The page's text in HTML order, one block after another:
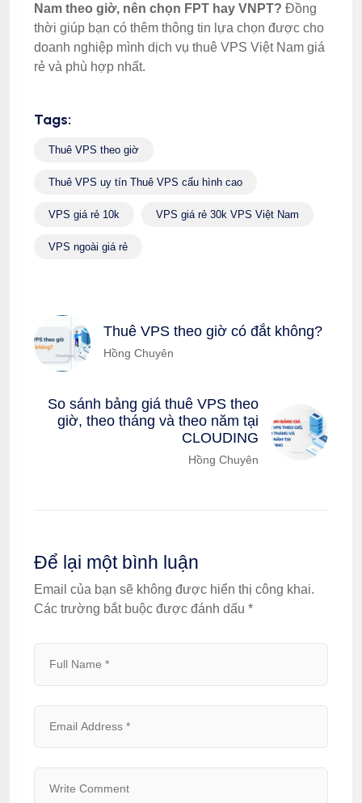
Nam theo giờ, nên chọn FPT hay VNPT? Đồng
thời giúp bạn có thêm thông tin lựa chọn được cho
doanh nghiệp mình dịch vụ thuê VPS Việt Nam giá
rẻ và phù hợp nhất.
Tags:
Thuê VPS theo giờ
Thuê VPS uy tín Thuê VPS cấu hình cao
VPS giá rẻ 10k VPS giá rẻ 30k VPS Việt Nam
VPS ngoài giá rẻ
Thuê VPS theo giờ có đắt không?
Hồng Chuyên
So sánh bảng giá thuê VPS theo
giờ, theo tháng và theo năm tại
CLOUDING
Hồng Chuyên
Để lại một bình luận
Email của bạn sẽ không được hiển thị công khai.
Các trường bắt buộc được đánh dấu *